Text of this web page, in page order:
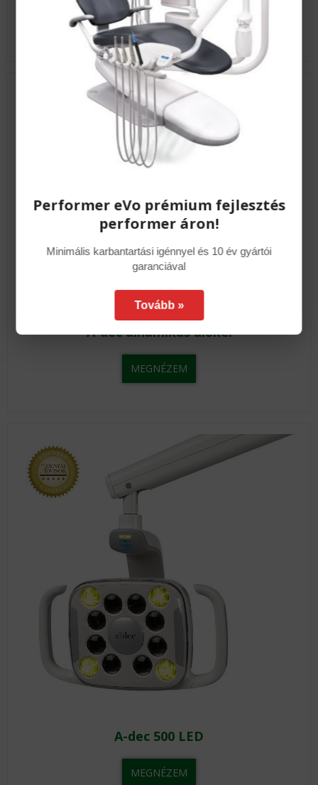
MEGNÉZEM
A-dec dinamikus ülőkéi
MEGNÉZEM
A-dec 500 LED
MEGNÉZEM
Performer eVo prémium fejlesztés
performer áron!
Minimális karbantartási igénnyel és 10 év gyártói
garanciával
Tovább »